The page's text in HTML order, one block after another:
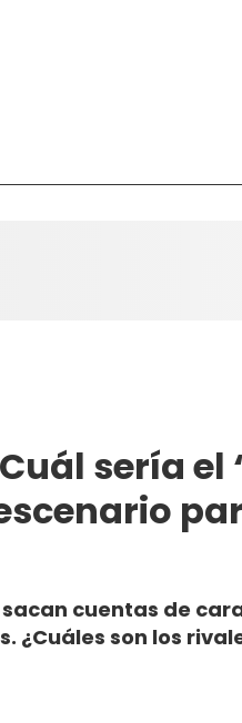
sería el
cuentas de
¿Cuáles son los